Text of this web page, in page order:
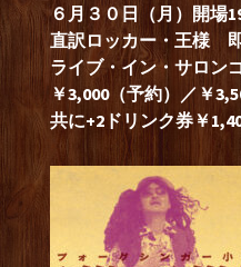
６月３０日（月）開場
直訳ロッカー・王様 即
ライブ・イン・サロン
￥3,000（予約）／￥
共に+2ドリンク券￥